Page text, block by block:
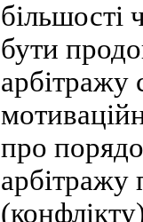
більшості
бути
арбітражу
про
арбітражу